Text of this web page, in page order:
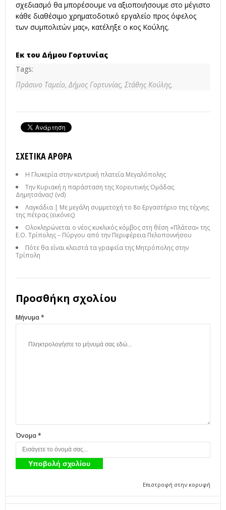
σχεδιασμό θα μπορέσουμε να αξιοποιήσουμε στο μέγιστο
κάθε διαθέσιμο χρηματοδοτικό εργαλείο προς όφελος
των συμπολιτών μας», κατέληξε ο κος Κούλης.
Εκ του Δήμου Γορτυνίας
Tags:
Πράσινο Ταμείο, Δήμος Γορτυνίας, Στάθης Κούλης,
ΣΧΕΤΙΚΆ ΆΡΘΡΑ
Η Γλυκερία στην κεντρική πλατεία Μεγαλόπολης
Την Κυριακή η παράσταση της Χορευτικής Ομάδας
Δημητσάνας! (vd)
Λαγκάδια | Με μεγάλη συμμετοχή το 8ο Εργαστήριο της τέχνης
της πέτρας (εικόνες)
Ολοκληρώνεται ο νέος κυκλικός κόμβος στη θέση «Πλάτσα» της
Ε.Ο. Τρίπολης – Πύργου από την Περιφέρεια Πελοποννήσου
Πότε θα είναι κλειστά τα γραφεία της Μητρόπολης στην
Τρίπολη
Προσθήκη σχολίου
Μήνυμα *
Όνομα *
Επιστροφή στην κορυφή